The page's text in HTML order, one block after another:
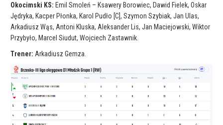
Okocimski KS: Emil Smoleń – Ksawery Borowiec, Dawid Fielek, Oskar
Jędryka, Kacper Płonka, Karol Pudło [C], Szymon Szybiak, Jan Ulas,
Arkadiusz Wąs, Antoni Kluska, Aleksander Lis, Jan Maciejowski, Wiktor
Przybyło, Marcel Siudut, Wojciech Zastawnik.
Trener: Arkadiusz Gemza.